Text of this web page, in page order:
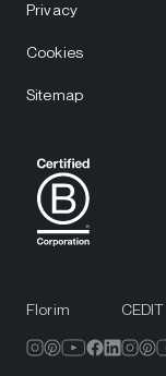
Privacy
Cookies
Sitemap
Florim CEDIT